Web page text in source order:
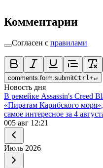
Комментарии
Согласен с правилами
comments.form.submitCtrl +↵
Новость дня
В ремейке Assassin's Creed
«Пиратам Карибского
самое интересное за 4
005 авг 12:21
Июль 2026